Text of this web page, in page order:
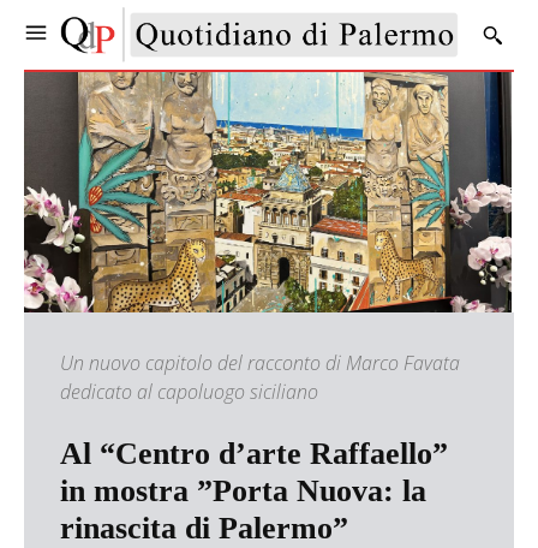
Un nuovo capitolo del racconto di Marco Favata
dedicato al capoluogo siciliano
Al “Centro d’arte Raffaello”
in mostra ”Porta Nuova: la
rinascita di Palermo”